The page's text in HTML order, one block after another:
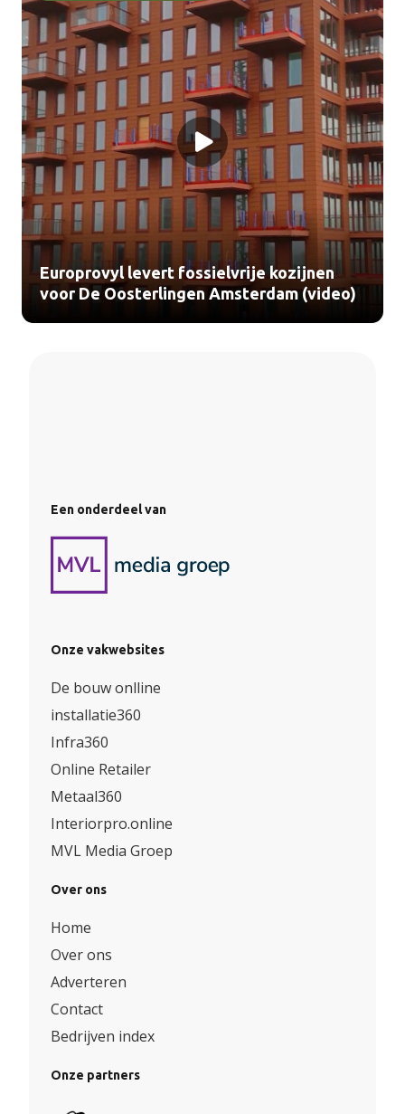
Europrovyl levert fossielvrije kozijnen
voor De Oosterlingen Amsterdam (video)
Een onderdeel van
Onze vakwebsites
De bouw onlline
installatie360
Infra360
Online Retailer
Metaal360
Interiorpro.online
MVL Media Groep
Over ons
Home
Over ons
Adverteren
Contact
Bedrijven index
Onze partners